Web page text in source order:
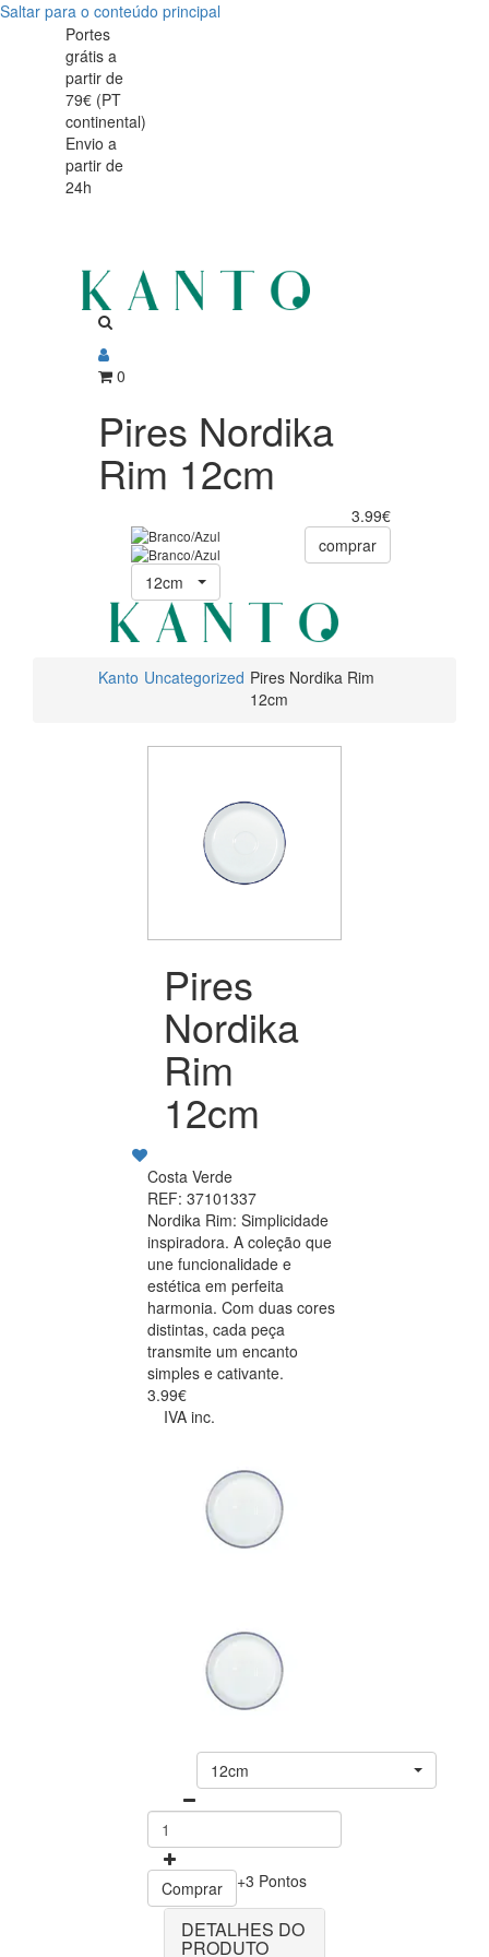
Saltar para o conteúdo principal
Pires
Nordika
Rim
12cm
Pires
Nordika
12cm
Portes
grátis a
partir de
79€ (PT
continental)
Envio a
partir de
24h
0
Pires Nordika
Rim 12cm
3.99€
12cm
comprar
Kanto Uncategorized Pires Nordika Rim
12cm
Pires
Nordika
Rim
12cm
Costa Verde
REF: 37101337
Nordika Rim: Simplicidade
inspiradora. A coleção que
une funcionalidade e
estética em perfeita
harmonia. Com duas cores
distintas, cada peça
transmite um encanto
simples e cativante.
3.99€
IVA inc.
12cm
Comprar +3 Pontos
DETALHES DO
PRODUTO